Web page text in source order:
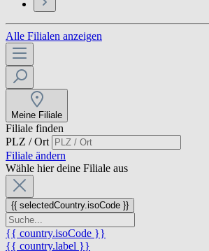
Alle Filialen anzeigen
Meine Filiale
Filiale finden
PLZ / Ort
Filiale ändern
Wähle hier deine Filiale aus
{{ selectedCountry.isoCode }}
{{ country.isoCode }}
{{ country.label }}